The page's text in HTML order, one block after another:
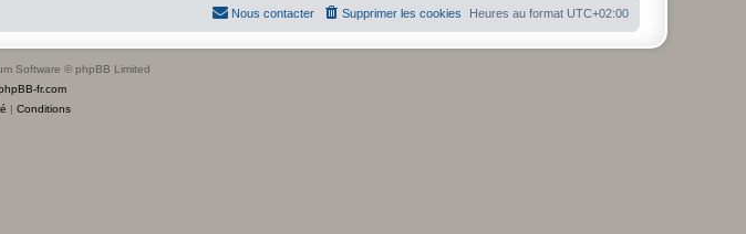
Heures au format UTC+02:00
Supprimer les cookies
Nous contacter
Software © phpBB Limited
fr.com
| Conditions